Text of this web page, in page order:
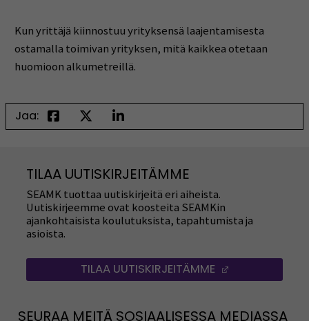
Kun yrittäjä kiinnostuu yrityksensä laajentamisesta
ostamalla toimivan yrityksen, mitä kaikkea otetaan
huomioon alkumetreillä.
Jaa:
TILAA UUTISKIRJEITÄMME
SEAMK tuottaa uutiskirjeitä eri aiheista.
Uutiskirjeemme ovat koosteita SEAMKin
ajankohtaisista koulutuksista, tapahtumista ja
asioista.
TILAA UUTISKIRJEITÄMME
SEURAA MEITÄ SOSIAALISESSA MEDIASSA